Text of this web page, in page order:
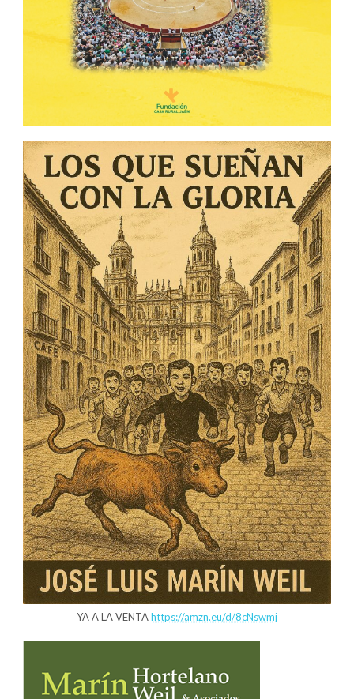
YA A LA VENTAhttps://amzn.eu/d/8cNswmj